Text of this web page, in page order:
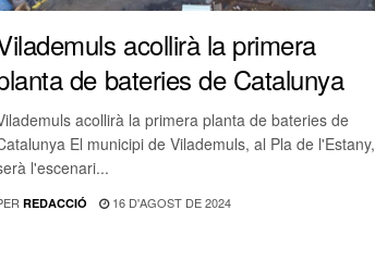
acollirà la primera
de bateries de Catalunya
acollirà la primera planta de bateries de
El municipi de Vilademuls, al Pla de l'Estany,
l'escenari...
REDACCIÓ 16 D'AGOST DE 2024